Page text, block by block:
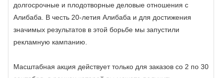
долгосрочные и плодотворные деловые отношения с
Алибаба. В честь 20-летия Алибаба и для достижения
значимых результатов в этой борьбе мы запустили
рекламную кампанию.
Масштабная акция действует только для заказов со 2 по 30